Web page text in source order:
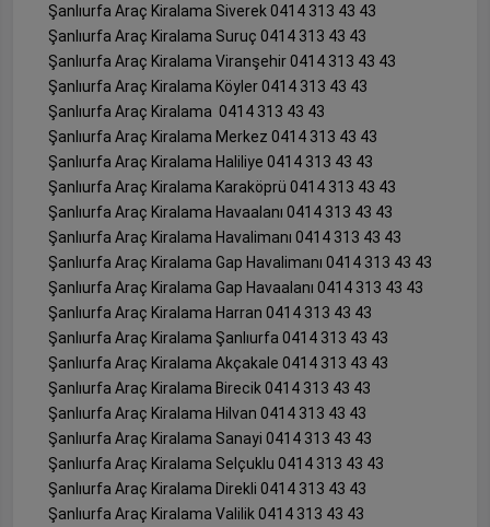
Şanlıurfa Araç Kiralama Siverek 0414 313 43 43
Şanlıurfa Araç Kiralama Suruç 0414 313 43 43
Şanlıurfa Araç Kiralama Viranşehir 0414 313 43 43
Şanlıurfa Araç Kiralama Köyler 0414 313 43 43
Şanlıurfa Araç Kiralama 0414 313 43 43
Şanlıurfa Araç Kiralama Merkez 0414 313 43 43
Şanlıurfa Araç Kiralama Haliliye 0414 313 43 43
Şanlıurfa Araç Kiralama Karaköprü 0414 313 43 43
Şanlıurfa Araç Kiralama Havaalanı 0414 313 43 43
Şanlıurfa Araç Kiralama Havalimanı 0414 313 43 43
Şanlıurfa Araç Kiralama Gap Havalimanı 0414 313 43 43
Şanlıurfa Araç Kiralama Gap Havaalanı 0414 313 43 43
Şanlıurfa Araç Kiralama Harran 0414 313 43 43
Şanlıurfa Araç Kiralama Şanlıurfa 0414 313 43 43
Şanlıurfa Araç Kiralama Akçakale 0414 313 43 43
Şanlıurfa Araç Kiralama Birecik 0414 313 43 43
Şanlıurfa Araç Kiralama Hilvan 0414 313 43 43
Şanlıurfa Araç Kiralama Sanayi 0414 313 43 43
Şanlıurfa Araç Kiralama Selçuklu 0414 313 43 43
Şanlıurfa Araç Kiralama Direkli 0414 313 43 43
Şanlıurfa Araç Kiralama Valilik 0414 313 43 43